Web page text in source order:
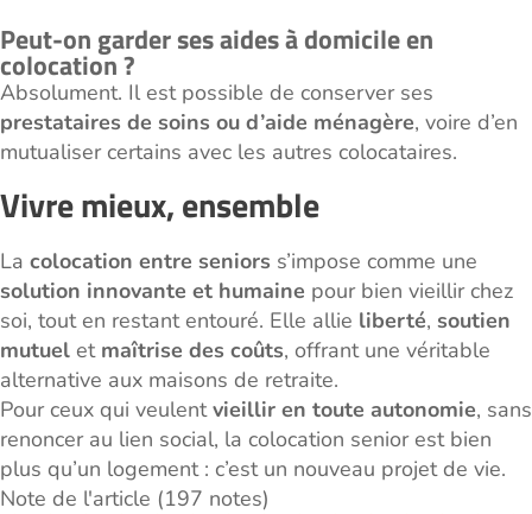
Peut-on garder ses aides à domicile en
colocation ?
Absolument. Il est possible de conserver ses
prestataires de soins ou d’aide ménagère, voire d’en
mutualiser certains avec les autres colocataires.
Vivre mieux, ensemble
La colocation entre seniors s’impose comme une
solution innovante et humaine pour bien vieillir chez
soi, tout en restant entouré. Elle allie liberté, soutien
mutuel et maîtrise des coûts, offrant une véritable
alternative aux maisons de retraite.
Pour ceux qui veulentvieillir en toute autonomie, sans
renoncer au lien social, la colocation senior est bien
plus qu’un logement : c’est un nouveau projet de vie.
Note de l'article (197 notes)